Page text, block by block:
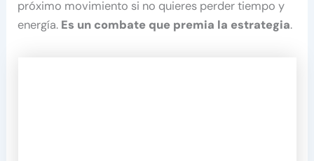
próximo movimiento si no quieres perder tiempo y
energía. Es un combate que premia la estrategia.